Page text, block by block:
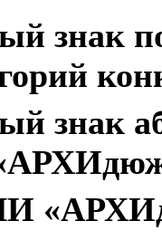
знак
знак